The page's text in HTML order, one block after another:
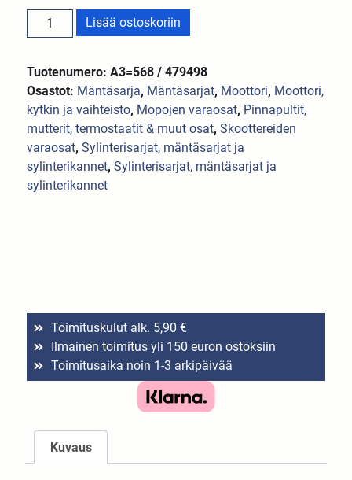
Lisää ostoskoriin
Tuotenumero: A3=568 / 479498
Osastot: Mäntäsarja, Mäntäsarjat, Moottori, Moottori,
kytkin ja vaihteisto, Mopojen varaosat, Pinnapultit,
mutterit, termostaatit & muut osat,Skoottereiden
varaosat,Sylinterisarjat, mäntäsarjat ja
sylinterikannet,Sylinterisarjat, mäntäsarjat ja
sylinterikannet
Toimituskulut alk. 5,90 €
Ilmainen toimitus yli 150 euron ostoksiin
Toimitusaika noin 1-3 arkipäivää
Kuvaus